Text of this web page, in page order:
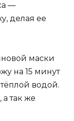
—
делая ее
маски
на 15 минут
водой.
так же